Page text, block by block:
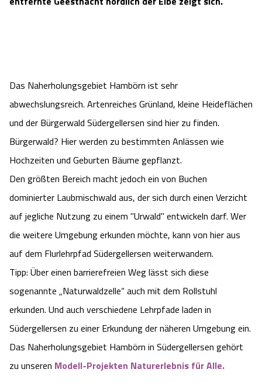
Urlaub mit Hund
Anreise
Kataloge
Videos
Angebote
Kontakt
Regionale Küche
HeideSpezialitäten
Unterkünfte
Naturhotels
Urlaub mit Hund
Urlaub auf dem Bauernhof
Landschaftsführungen
Veranstaltungen
Otter Zentrum
Wildpark Müden
Ralf Schumacher Kart & Bowl
Das verrückte Haus
Abenteuerland Trampolin-Park
Adventure District Bispingen
Unterkünfte
Unterkünfte Celle
Veranstaltungen & Führungen Celle
Das Naherholungsgebiet Hambörn ist sehr
abwechslungsreich. Artenreiches Grünland, kleine Heideflächen
und der Bürgerwald Südergellersen sind hier zu finden.
Bürgerwald? Hier werden zu bestimmten Anlässen wie
Hochzeiten und Geburten Bäume gepflanzt.
Den größten Bereich macht jedoch ein von Buchen
dominierter Laubmischwald aus, der sich durch einen Verzicht
auf jegliche Nutzung zu einem "Urwald" entwickeln darf. Wer
die weitere Umgebung erkunden möchte, kann von hier aus
auf dem Flurlehrpfad Südergellersen weiterwandern.
Tipp: Über einen barrierefreien Weg lässt sich diese
sogenannte „Naturwaldzelle“ auch mit dem Rollstuhl
erkunden. Und auch verschiedene Lehrpfade laden in
Südergellersen zu einer Erkundung der näheren Umgebung ein.
Das Naherholungsgebiet Hambörn in Südergellersen gehört
zu unseren Modell-Projekten Naturerlebnis für Alle.